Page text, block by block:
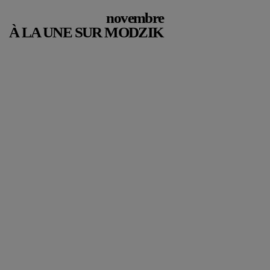
novembre
À LA UNE SUR MODZIK